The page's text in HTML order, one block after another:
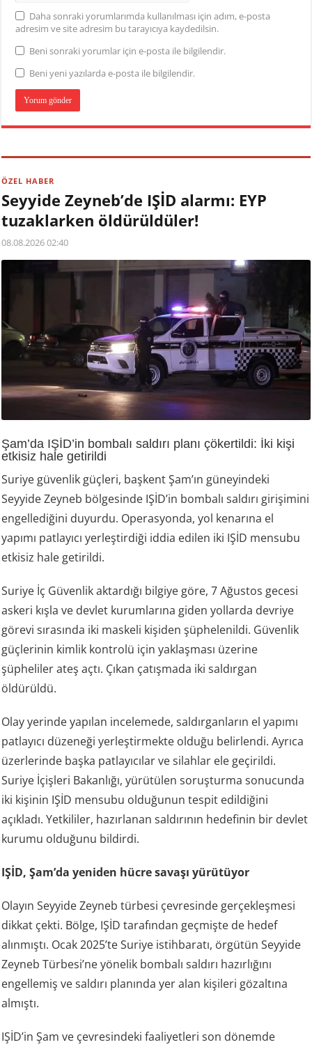
Daha sonraki yorumlarımda kullanılması için adım, e-posta
adresim ve site adresim bu tarayıcıya kaydedilsin.
Beni sonraki yorumlar için e-posta ile bilgilendir.
Beni yeni yazılarda e-posta ile bilgilendir.
ÖZEL HABER
Seyyide Zeyneb’de IŞİD alarmı: EYP
tuzaklarken öldürüldüler!
08.08.2026 02:40
Şam’da IŞİD’in bombalı saldırı planı çökertildi: İki kişi
etkisiz hale getirildi
Suriye güvenlik güçleri, başkent Şam’ın güneyindeki
Seyyide Zeyneb bölgesinde IŞİD’in bombalı saldırı girişimini
engellediğini duyurdu. Operasyonda, yol kenarına el
yapımı patlayıcı yerleştirdiği iddia edilen iki IŞİD mensubu
etkisiz hale getirildi.
Suriye İç Güvenlik aktardığı bilgiye göre, 7 Ağustos gecesi
askeri kışla ve devlet kurumlarına giden yollarda devriye
görevi sırasında iki maskeli kişiden şüphelenildi. Güvenlik
güçlerinin kimlik kontrolü için yaklaşması üzerine
şüpheliler ateş açtı. Çıkan çatışmada iki saldırgan
öldürüldü.
Olay yerinde yapılan incelemede, saldırganların el yapımı
patlayıcı düzeneği yerleştirmekte olduğu belirlendi. Ayrıca
üzerlerinde başka patlayıcılar ve silahlar ele geçirildi.
Suriye İçişleri Bakanlığı, yürütülen soruşturma sonucunda
iki kişinin IŞİD mensubu olduğunun tespit edildiğini
açıkladı. Yetkililer, hazırlanan saldırının hedefinin bir devlet
kurumu olduğunu bildirdi.
IŞİD, Şam’da yeniden hücre savaşı yürütüyor
Olayın Seyyide Zeyneb türbesi çevresinde gerçekleşmesi
dikkat çekti. Bölge, IŞİD tarafından geçmişte de hedef
alınmıştı. Ocak 2025’te Suriye istihbaratı, örgütün Seyyide
Zeyneb Türbesi’ne yönelik bombalı saldırı hazırlığını
engellemiş ve saldırı planında yer alan kişileri gözaltına
almıştı.
IŞİD’in Şam ve çevresindeki faaliyetleri son dönemde